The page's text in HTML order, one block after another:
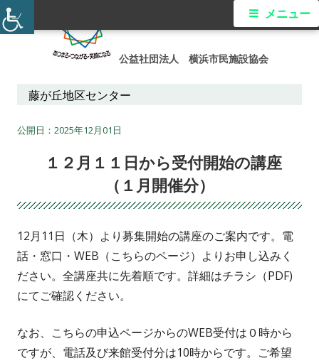
コ
ン
公益社団法人 横浜市民施設協会
メ
ニ
メニュー
藤が丘地区センター
2025年12月01日
１２月１１日から受付開始の講座
（１月開催分）
12月11日（木）より募集開始の講座のご案内です。電
話・窓口・WEB（こちらのページ）よりお申し込みく
ださい。全講座共に先着順です。詳細はチラシ（PDF)
にてご確認ください。
なお、こちらの申込ページからのWEB受付は０時から
ですが、電話及び来館受付分は10時からです。ご希望